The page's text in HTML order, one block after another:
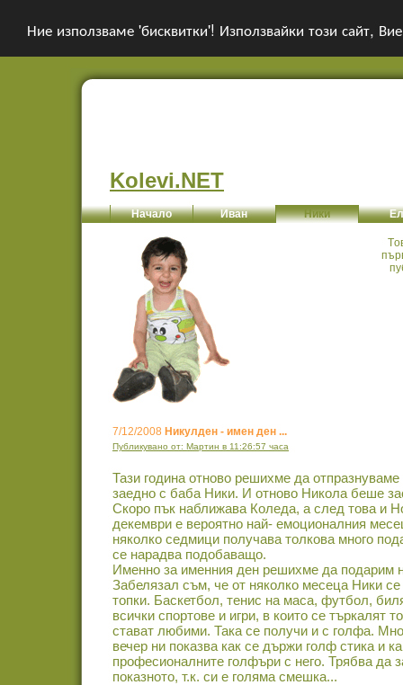
Ние използваме 'бисквитки'! Използвайки този сайт,
Kolevi.NET
Начало Иван Ники
7/12/2008 Никулден - имен ден ...
Публикувано от: Мартин в 11:26:57 часа
Тази година отново решихме да
заедно с баба Ники. И отново Никола беше
Скоро пък наближава Коледа, а след това и
декември е вероятно най- емоционалния
няколко седмици получава толкова много
се нарадва подобаващо.
Именно за именния ден решихме да подарим
Забелязал съм, че от няколко месеца Ники се
топки. Баскетбол, тенис на маса, футбол,
всички спортове и игри, в които се търкалят
стават любими. Така се получи и с голфа.
вечер ни показва как се държи голф стика и
професионалните голфъри с него. Трябва да
показното, т.к. си е голяма смешка...